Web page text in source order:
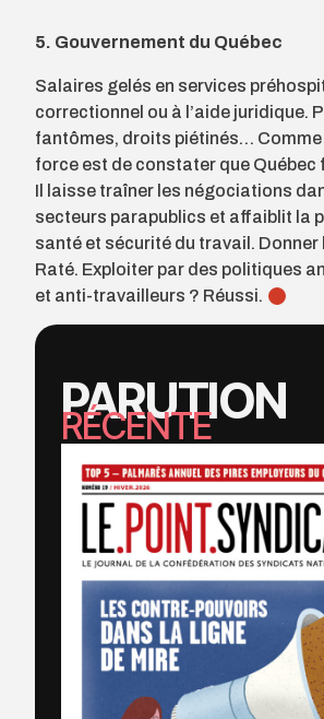
5. Gouvernement du Québec
Salaires gelés en services
correctionnel ou à l’aide juridique.
fantômes, droits piétinés… Comme
force est de constater que Québec
Il laisse traîner les négociations
secteurs parapublics et affaiblit la
santé et sécurité du travail. Donner
Raté. Exploiter par des politiques
et anti-travailleurs ? Réussi.
PARUTION
RÉCENTE